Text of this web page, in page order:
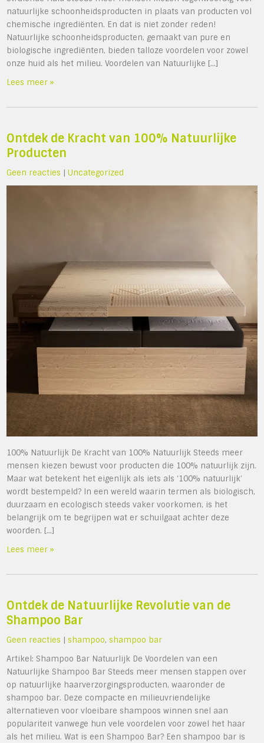
natuurlijke schoonheidsproducten in plaats van producten vol
chemische ingrediënten. En dat is niet zonder reden!
Natuurlijke schoonheidsproducten, gemaakt van pure en
biologische ingrediënten, bieden talloze voordelen voor zowel
onze huid als het milieu. Voordelen van Natuurlijke […]
Lees meer »
Ontdek de Kracht van 100% Natuurlijke
Producten
Geen reacties |Uncategorized
100% Natuurlijk De Kracht van 100% Natuurlijk Steeds meer
mensen kiezen bewust voor producten die 100% natuurlijk zijn.
Maar wat betekent het eigenlijk als iets als ‘100% natuurlijk’
wordt bestempeld? In een wereld waarin termen als biologisch,
duurzaam en ecologisch steeds vaker voorkomen, is het
belangrijk om te begrijpen wat er schuilgaat achter deze
woorden. […]
Lees meer »
Ontdek de Natuurlijke Revolutie van de
Shampoo Bar
Geen reacties |shampoo,shampoo bar
Artikel: Shampoo Bar Natuurlijk De Voordelen van een
Natuurlijke Shampoo Bar Steeds meer mensen stappen over
op natuurlijke haarverzorgingsproducten, waaronder de
shampoo bar. Deze compacte en milieuvriendelijke
alternatieven voor vloeibare shampoos winnen snel aan
populariteit vanwege hun vele voordelen voor zowel het haar
als het milieu. Wat is een Shampoo Bar? Een shampoo bar is